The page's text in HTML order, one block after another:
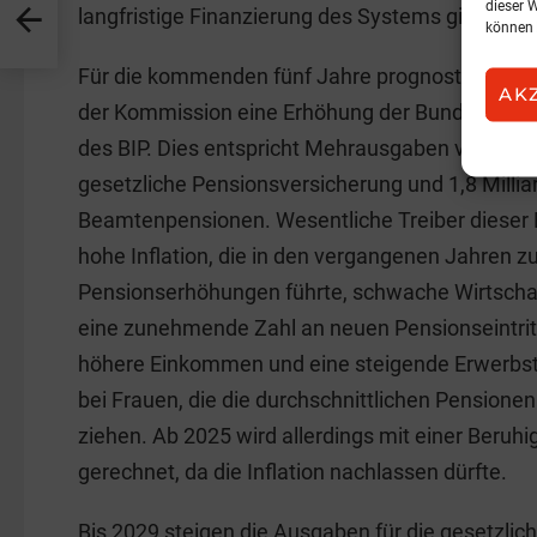
dieser
können
langfristige Finanzierung des Systems gilt
Für die kommenden fünf Jahre prognostiziert
der Kommission eine Erhöhung der
des BIP. Dies entspricht Mehrausgaben von
gesetzliche Pensionsversicherung und 1,8
Beamtenpensionen. Wesentliche Treiber dieser
hohe Inflation, die in den vergangenen Jahren
Pensionserhöhungen führte, schwache
eine zunehmende Zahl an neuen
höhere Einkommen und eine steigende
bei Frauen, die die durchschnittlichen
ziehen. Ab 2025 wird allerdings mit einer
gerechnet, da die Inflation nachlassen dürfte.